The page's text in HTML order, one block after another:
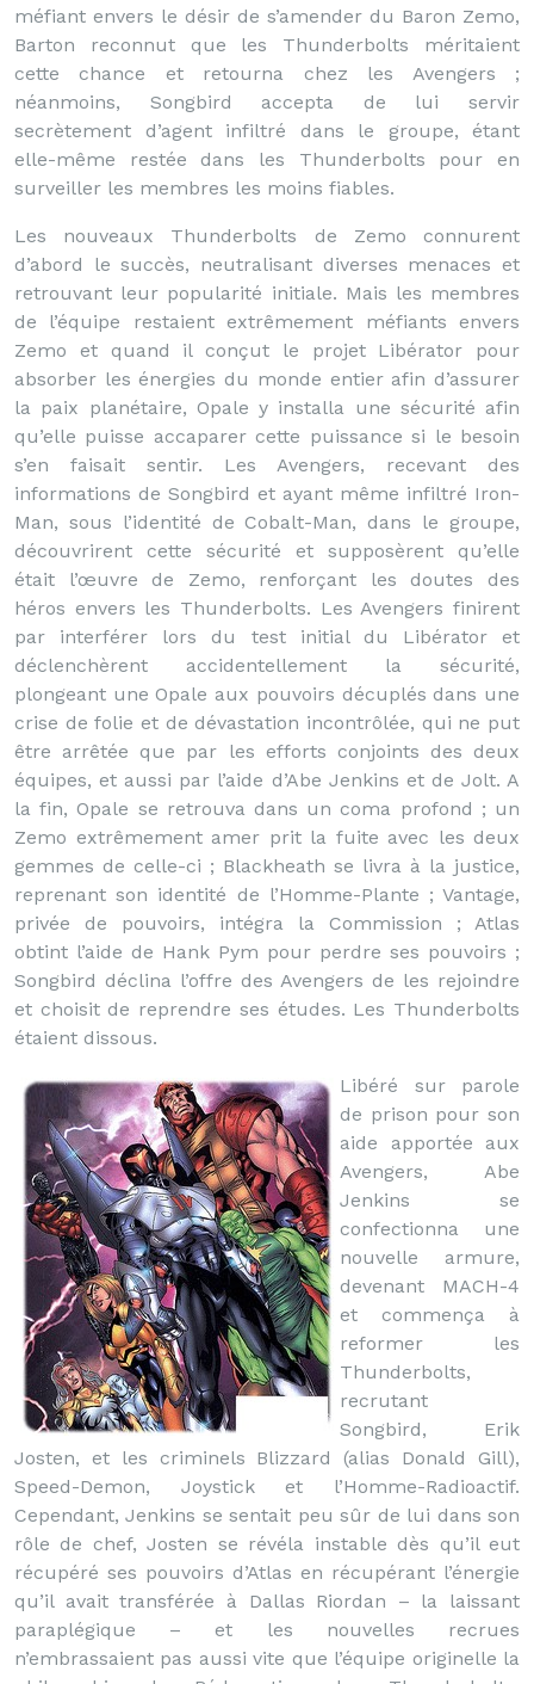
méfiant envers le désir de s’amender du Baron Zemo,
Barton reconnut que les Thunderbolts méritaient
cette chance et retourna chez les Avengers ;
néanmoins, Songbird accepta de lui servir
secrètement d’agent infiltré dans le groupe, étant
elle-même restée dans les Thunderbolts pour en
surveiller les membres les moins fiables.
Les nouveaux Thunderbolts de Zemo connurent
d’abord le succès, neutralisant diverses menaces et
retrouvant leur popularité initiale. Mais les membres
de l’équipe restaient extrêmement méfiants envers
Zemo et quand il conçut le projet Libérator pour
absorber les énergies du monde entier afin d’assurer
la paix planétaire, Opale y installa une sécurité afin
qu’elle puisse accaparer cette puissance si le besoin
s’en faisait sentir. Les Avengers, recevant des
informations de Songbird et ayant même infiltré Iron-
Man, sous l’identité de Cobalt-Man, dans le groupe,
découvrirent cette sécurité et supposèrent qu’elle
était l’œuvre de Zemo, renforçant les doutes des
héros envers les Thunderbolts. Les Avengers finirent
par interférer lors du test initial du Libérator et
déclenchèrent accidentellement la sécurité,
plongeant une Opale aux pouvoirs décuplés dans une
crise de folie et de dévastation incontrôlée, qui ne put
être arrêtée que par les efforts conjoints des deux
équipes, et aussi par l’aide d’Abe Jenkins et de Jolt. A
la fin, Opale se retrouva dans un coma profond ; un
Zemo extrêmement amer prit la fuite avec les deux
gemmes de celle-ci ; Blackheath se livra à la justice,
reprenant son identité de l’Homme-Plante ; Vantage,
privée de pouvoirs, intégra la Commission ; Atlas
obtint l’aide de Hank Pym pour perdre ses pouvoirs ;
Songbird déclina l’offre des Avengers de les rejoindre
et choisit de reprendre ses études. Les Thunderbolts
étaient dissous.
Libéré sur parole
de prison pour son
aide apportée aux
Avengers, Abe
Jenkins se
confectionna une
nouvelle armure,
devenant MACH-4
et commença à
reformer les
Thunderbolts,
recrutant
Songbird, Erik
Josten, et les criminels Blizzard (alias Donald Gill),
Speed-Demon, Joystick et l’Homme-Radioactif.
Cependant, Jenkins se sentait peu sûr de lui dans son
rôle de chef, Josten se révéla instable dès qu’il eut
récupéré ses pouvoirs d’Atlas en récupérant l’énergie
qu’il avait transférée à Dallas Riordan – la laissant
paraplégique – et les nouvelles recrues
n’embrassaient pas aussi vite que l’équipe originelle la